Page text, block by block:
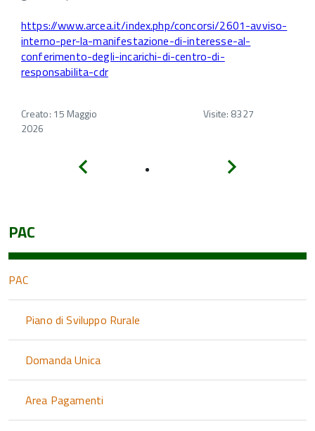
https://www.arcea.it/index.php/concorsi/2601-avviso-
interno-per-la-manifestazione-di-interesse-al-
conferimento-degli-incarichi-di-centro-di-
responsabilita-cdr
Creato: 15 Maggio
2026
Visite: 8327
PAC
PAC
Piano di Sviluppo Rurale
Domanda Unica
Area Pagamenti